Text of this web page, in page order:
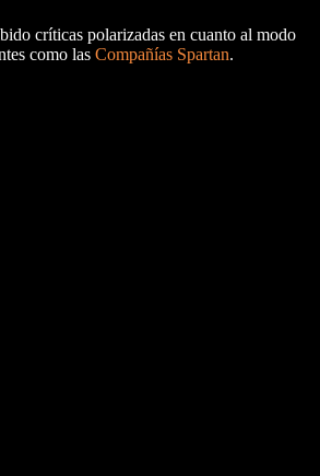
críticas polarizadas en cuanto al modo
como las Compañías Spartan.